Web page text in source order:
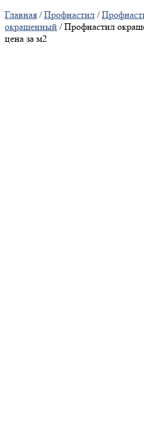
Главная /Профнастил /
окрашенный / Профнастил
цена за м2